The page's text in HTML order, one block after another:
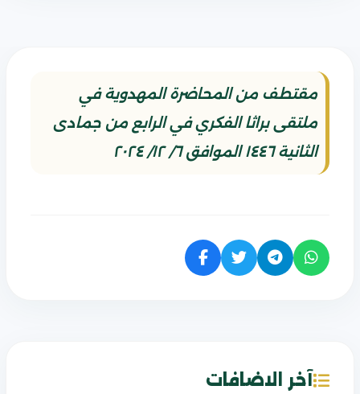
مقتطف من المحاضرة المهدوية في
ملتقى براثا الفكري في الرابع من جمادى
الثانية ١٤٤٦ الموافق ٦/ ١٢/ ٢٠٢٤
آخر الاضافات